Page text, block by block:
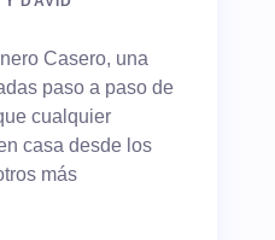
Casero, una
paso a paso de
cualquier
casa desde los
más